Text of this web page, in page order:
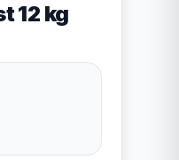
12 kg